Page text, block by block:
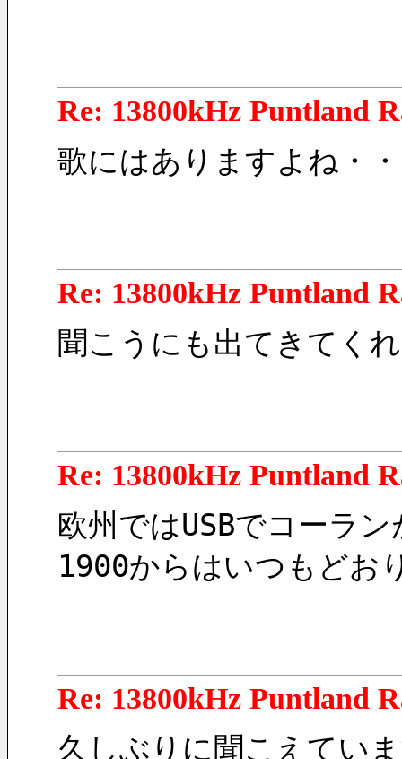
Re: 13800kHz Puntland
歌にはありますよね・
Re: 13800kHz Puntland
聞こうにも出てきてく
Re: 13800kHz Puntland
欧州ではUSBでコーラ
1900からはいつもどお
Re: 13800kHz Puntland
久しぶりに聞こえてい